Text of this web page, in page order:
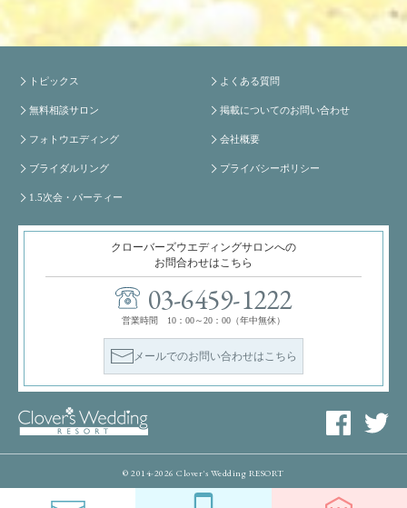
トピックス
無料相談サロン
フォトウエディング
ブライダルリング
1.5次会・パーティー
よくある質問
掲載についてのお問い合わせ
会社概要
プライバシーポリシー
クローバーズウエディングサロンへの
お問合わせはこちら
03-6459-1222
営業時間 10：00～20：00（年中無休）
メールでのお問い合わせはこちら
© 2014-2026 Clover's Wedding RESORT